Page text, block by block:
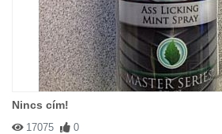
Nincs cím!
17075 0